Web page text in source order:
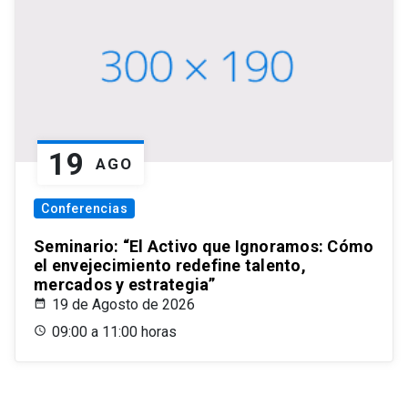
19 AGO
Conferencias
Seminario: “El Activo que Ignoramos: Cómo
el envejecimiento redefine talento,
mercados y estrategia”
19 de Agosto de 2026
09:00 a 11:00 horas